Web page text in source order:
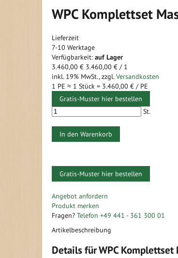
WPC Komplettset
Lieferzeit
7-10 Werktage
Verfügbarkeit: auf Lager
3.460,00 € 3.460,00 € / 1
inkl. 19% MwSt., zzgl. Versandkosten
1 PE ≈ 1 Stück = 3.460,00 € / PE
Gratis-Muster hier bestellen
St.
In den Warenkorb
Gratis-Muster hier bestellen
Ende
der
Bildergalerie
Zum
Anfang
der
springen
Angebot anfordern
Produkt merken
Fragen? Telefon +49 441 - 361 300 01
Artikelbeschreibung
Details für WPC